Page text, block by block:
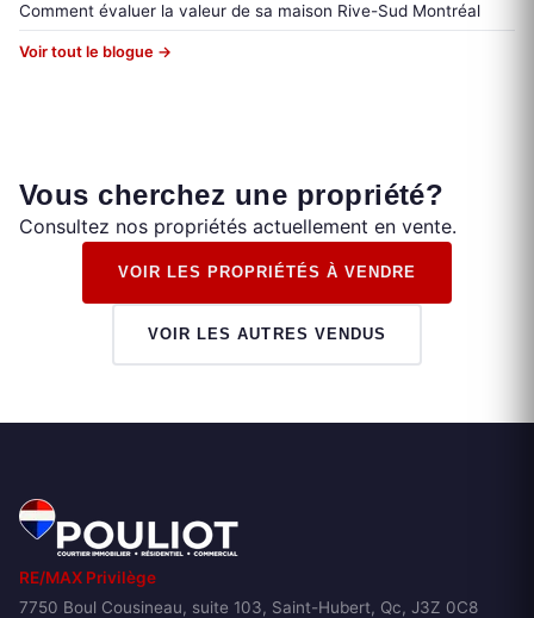
Comment évaluer la valeur de sa maison Rive-Sud Montréal
Voir tout le blogue →
Vous cherchez une propriété?
Consultez nos propriétés actuellement en vente.
VOIR LES PROPRIÉTÉS À VENDRE
VOIR LES AUTRES VENDUS
RE/MAX Privilège
7750 Boul Cousineau, suite 103, Saint-Hubert, Qc, J3Z 0C8